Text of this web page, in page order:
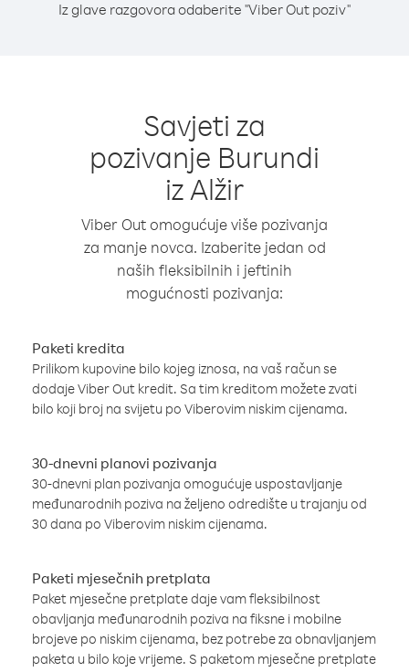
Iz glave razgovora odaberite "Viber Out poziv"
Savjeti za
pozivanje Burundi
iz Alžir
Viber Out omogućuje više pozivanja
za manje novca. Izaberite jedan od
naših fleksibilnih i jeftinih
mogućnosti pozivanja:
Paketi kredita
Prilikom kupovine bilo kojeg iznosa, na vaš račun se
dodaje Viber Out kredit. Sa tim kreditom možete zvati
bilo koji broj na svijetu po Viberovim niskim cijenama.
30-dnevni planovi pozivanja
30-dnevni plan pozivanja omogućuje uspostavljanje
međunarodnih poziva na željeno odredište u trajanju od
30 dana po Viberovim niskim cijenama.
Paketi mjesečnih pretplata
Paket mjesečne pretplate daje vam fleksibilnost
obavljanja međunarodnih poziva na fiksne i mobilne
brojeve po niskim cijenama, bez potrebe za obnavljanjem
paketa u bilo koje vrijeme. S paketom mjesečne pretplate